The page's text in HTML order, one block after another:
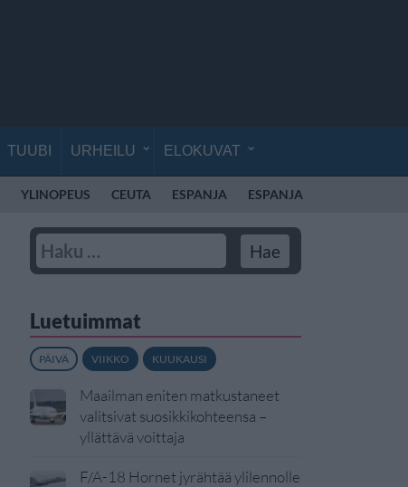
TUUBI URHEILU ELOKUVAT
YLINOPEUS CEUTA ESPANJA ESPANJA
Luetuimmat
PÄIVÄ VIIKKO KUUKAUSI
Maailman eniten matkustaneet
valitsivat suosikkikohteensa –
yllättävä voittaja
F/A-18 Hornet jyrähtää ylilennolle